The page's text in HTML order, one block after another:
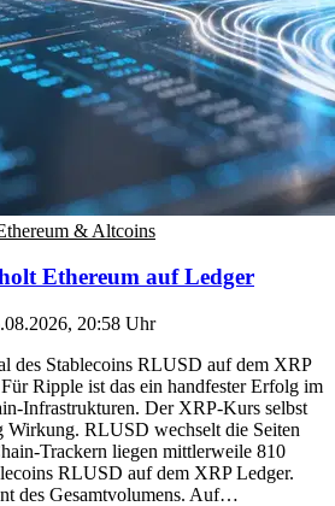
& Altcoins
Ethereum auf Ledger
20:58 Uhr
des Stablecoins RLUSD auf dem XRP
Ripple ist das ein handfester Erfolg im
Infrastrukturen. Der XRP-Kurs selbst
Wirkung. RLUSD wechselt die Seiten
Trackern liegen mittlerweile 810
RLUSD auf dem XRP Ledger.
des Gesamtvolumens. Auf…